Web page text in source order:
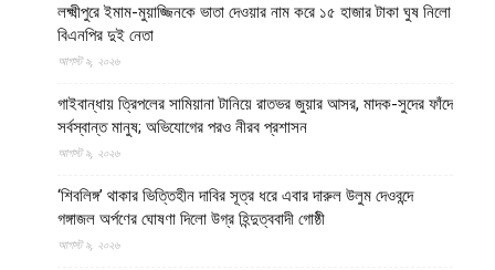
লক্ষ্মীপুরে ইমাম-মুয়াজ্জিনকে ভাতা দেওয়ার নাম করে ১৫ হাজার টাকা ঘুষ নিলো
বিএনপির দুই নেতা
আগস্ট ৯, ২০২৬
গাইবান্ধায় ত্রিপলের সামিয়ানা টানিয়ে রাতভর জুয়ার আসর, মাদক-সুদের ফাঁদে
সর্বস্বান্ত মানুষ; অভিযোগের পরও নীরব প্রশাসন
আগস্ট ৯, ২০২৬
‘শিবলিঙ্গ’ থাকার ভিত্তিহীন দাবির সূত্র ধরে এবার দারুল উলুম দেওবন্দে
গঙ্গাজল অর্পণের ঘোষণা দিলো উগ্র হিন্দুত্ববাদী গোষ্ঠী
আগস্ট ৯, ২০২৬